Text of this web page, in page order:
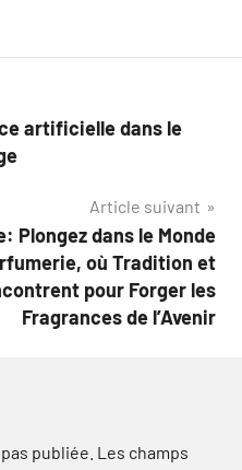
artificielle dans le
Article suivant
Plongez dans le Monde
où Tradition et
pour Forger les
Fragrances de l’Avenir
publiée. Les champs